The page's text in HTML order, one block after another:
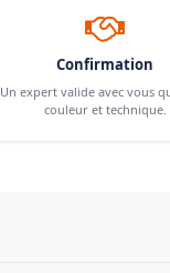
Confirmation
Un expert valide avec vous
couleur et technique.